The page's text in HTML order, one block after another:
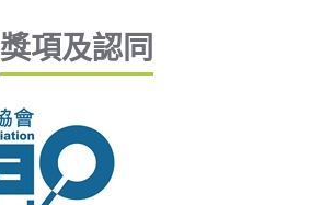
獎項及認同